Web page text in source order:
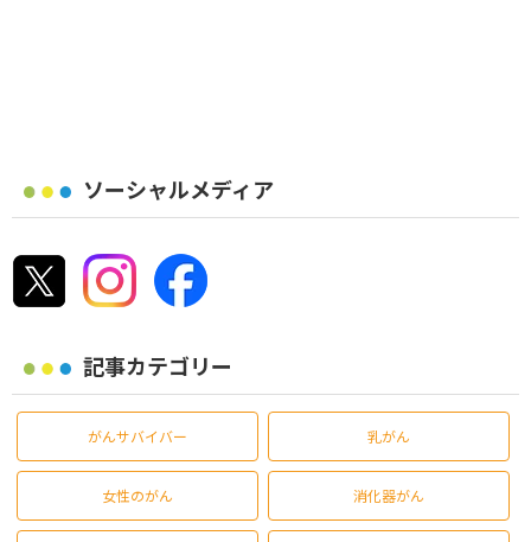
ソーシャルメディア
記事カテゴリー
がんサバイバー 乳がん
女性のがん 消化器がん